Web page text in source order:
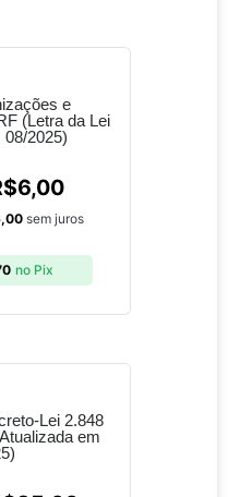
e
(Letra da Lei
2025)
6,00
sem juros
no Pix
Lei 2.848
em